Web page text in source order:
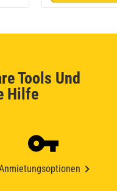
Tools Und
Hilfe